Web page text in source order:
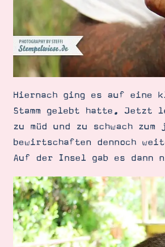
Hiernach ging es auf eine
Stamm gelebt hatte.
zu müd und zu schwach
bewirtschaften dennoch
Auf der Insel gab es dann